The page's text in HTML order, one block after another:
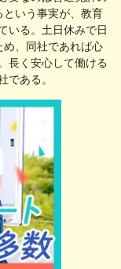
いう事実が、教育
いる。土日休みで日
、同社であれば心
長く安心して働ける
である。